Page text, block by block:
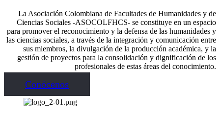
La Asociación Colombiana de Facultades de Humanidades y de
Ciencias Sociales -ASOCOLFHCS- se constituye en un espacio
para promover el reconocimiento y la defensa de las humanidades y
las ciencias sociales, a través de la integración y comunicación entre
sus miembros, la divulgación de la producción académica, y la
gestión de proyectos para la consolidación y dignificación de los
profesionales de estas áreas del conocimiento.
Conócenos